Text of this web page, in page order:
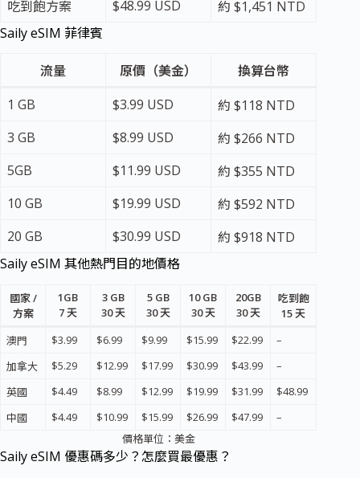
吃到飽方案
$48.99 USD
約 $1,451 NTD
Saily eSIM 菲律賓
流量 原價（美金）
換算台幣
1 GB
$3.99 USD
約 $118 NTD
3 GB
$8.99 USD
約 $266 NTD
5GB
$11.99 USD
約 $355 NTD
10 GB
$19.99 USD
約 $592 NTD
20 GB
$30.99 USD
約 $918 NTD
Saily eSIM 其他熱門目的地價格
國家 /
方案
1GB
7 天
3 GB
30 天
5 GB
30 天
10 GB
30 天
20GB
30 天
吃到飽
15 天
澳門
$3.99 $6.99 $9.99 $15.99 $22.99
–
加拿大
$5.29 $12.99 $17.99 $30.99 $43.99
–
英國
$4.49 $8.99 $12.99 $19.99 $31.99
$48.99
中國
$4.49 $10.99 $15.99 $26.99 $47.99
–
價格單位：美金
Saily eSIM 優惠碼多少？怎麼買最優惠？